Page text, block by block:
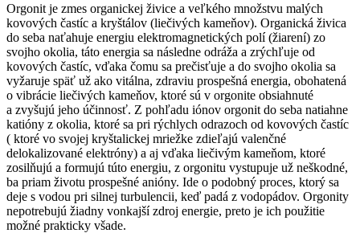
Orgonit je zmes organickej živice a veľkého množstvu malých
kovových častíc a kryštálov (liečivých kameňov). Organická živica
do seba naťahuje energiu elektromagnetických polí (žiarení) zo
svojho okolia, táto energia sa následne odráža a zrýchľuje od
kovových častíc, vďaka čomu sa prečisťuje a do svojho okolia sa
vyžaruje späť už ako vitálna, zdraviu prospešná energia, obohatená
o vibrácie liečivých kameňov, ktoré sú v orgonite obsiahnuté
a zvyšujú jeho účinnosť. Z pohľadu iónov orgonit do seba natiahne
katióny z okolia, ktoré sa pri rýchlych odrazoch od kovových častíc
( ktoré vo svojej kryštalickej mriežke zdieľajú valenčné
delokalizované elektróny) a aj vďaka liečivým kameňom, ktoré
zosilňujú a formujú túto energiu, z orgonitu vystupuje už neškodné,
ba priam životu prospešné anióny. Ide o podobný proces, ktorý sa
deje s vodou pri silnej turbulencii, keď padá z vodopádov. Orgonity
nepotrebujú žiadny vonkajší zdroj energie, preto je ich použitie
možné prakticky všade.